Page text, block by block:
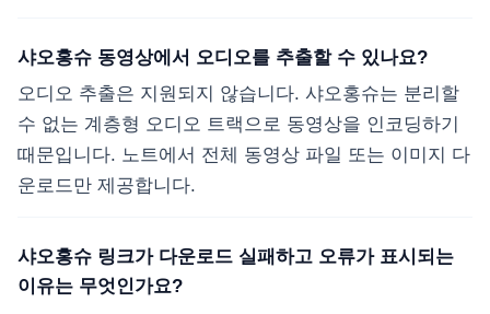
샤오홍슈 동영상에서 오디오를 추출할 수 있나요?
오디오 추출은 지원되지 않습니다. 샤오홍슈는 분리할
수 없는 계층형 오디오 트랙으로 동영상을 인코딩하기
때문입니다. 노트에서 전체 동영상 파일 또는 이미지 다
운로드만 제공합니다.
샤오홍슈 링크가 다운로드 실패하고 오류가 표시되는
이유는 무엇인가요?